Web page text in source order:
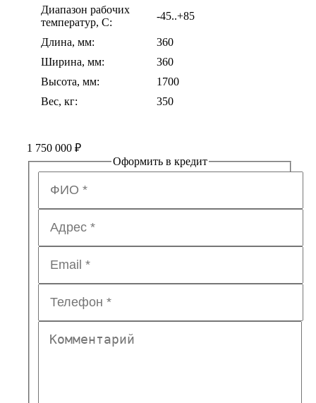
Диапазон рабочих
температур, С:
-45..+85
Длина, мм:
360
Ширина, мм:
360
Высота, мм:
1700
Вес, кг:
350
1 750 000 ₽
Оформить в кредит